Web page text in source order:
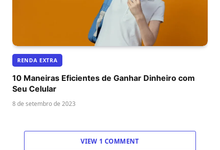
RENDA EXTRA
10 Maneiras Eficientes de Ganhar Dinheiro com
Seu Celular
8 de setembro de 2023
VIEW 1 COMMENT